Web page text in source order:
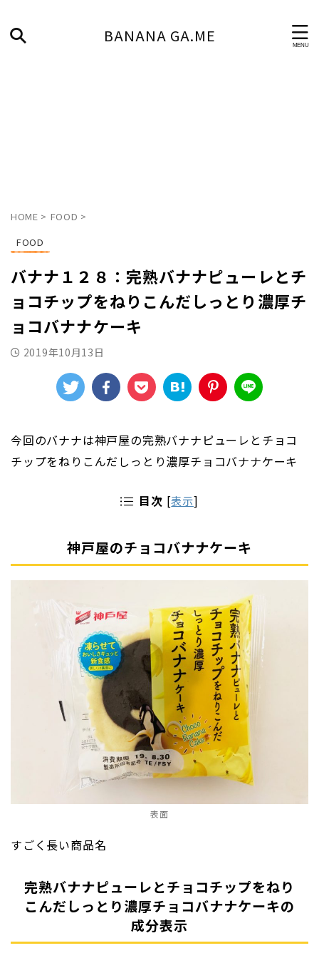
BANANA GA.ME
HOME > FOOD >
FOOD
バナナ１２８：完熟バナナピューレとチ
ョコチップをねりこんだしっとり濃厚チ
ョコバナナケーキ
2019年10月13日
今回のバナナは神戸屋の完熟バナナピューレとチョコ
チップをねりこんだしっとり濃厚チョコバナナケーキ
目次 [表示]
神戸屋のチョコバナナケーキ
表面
すごく長い商品名
完熟バナナピューレとチョコチップをねり
こんだしっとり濃厚チョコバナナケーキの
成分表示